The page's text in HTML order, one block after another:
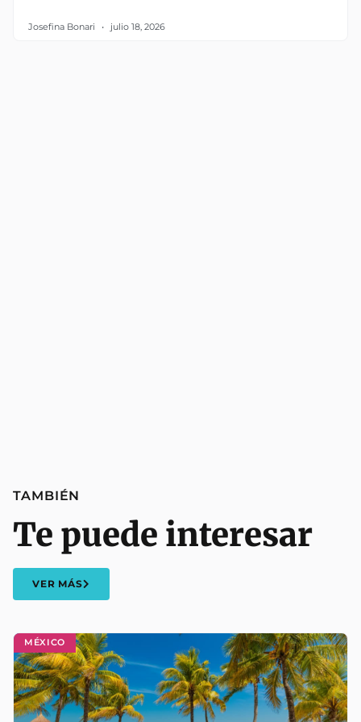
Josefina Bonari julio 18, 2026
MÉXICO
TAMBIÉN
Te puede interesar
VER MÁS